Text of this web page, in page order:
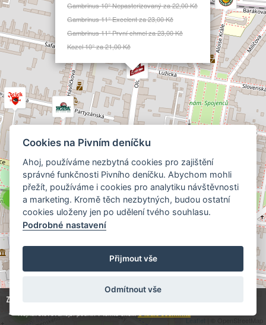
4
Gambrinus 10° Nepasterizovaný za 22,00 Kč
Gambrinus 11° Excelent za 23,00 Kč
Gambrinus 11° První chmel za 23,00 Kč
Kozel 10° za 21,00 Kč
Leaflet
Zobrazuji
U krále Ječmínka
Cookies na Pivním deníčku
Ahoj, používáme nezbytná cookies pro zajištění
správné funkčnosti Pivního deníčku. Abychom mohli
přežít, používáme i cookies pro analytiku návštěvnosti
a marketing. Kromě těch nezbytných, budou ostatní
cookies uloženy jen po udělení tvého souhlasu.
Podrobné nastavení
Přijmout vše
Odmítnout vše